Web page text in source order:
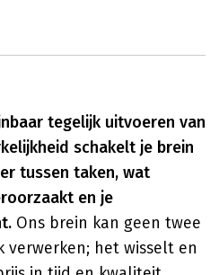
tegelijk uitvoeren van
schakelt je brein
tussen taken, wat
en je
Ons brein kan geen twee
het wisselt en